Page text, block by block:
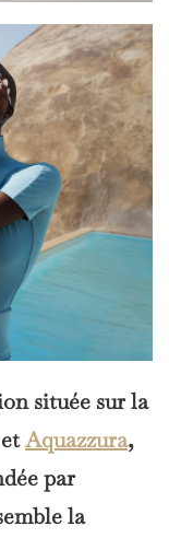
située sur la
etAquazzura,
par
la